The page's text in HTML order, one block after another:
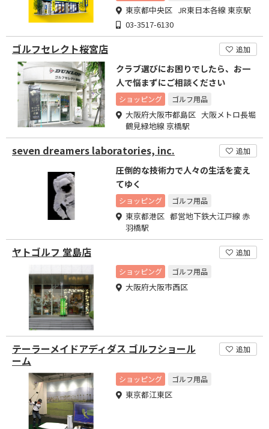
東京都中央区 JR東日本各線 東京駅
03-3517-6130
ゴルフセレクト桜宮店 追加
クラブ選びにお困りでしたら、お一
人で悩まずにご相談ください
ショッピング ゴルフ用品
大阪府大阪市都島区 大阪メトロ長堀
鶴見緑地線 京橋駅
seven dreamers laboratories, inc. 追加
圧倒的な技術力で人々の生活を変え
てゆく
ショッピング ゴルフ用品
東京都港区 都営地下鉄大江戸線 赤
羽橋駅
ヤトゴルフ 堂島店
追加
ショッピング
ゴルフ用品
大阪府大阪市西区
テーラーメイドアディダス ゴルフショール
ーム
追加
ショッピング ゴルフ用品
東京都江東区